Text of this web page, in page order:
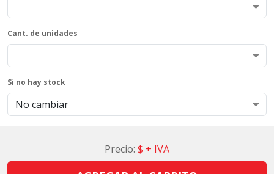
Cant. de unidades
Si no hay stock
Precio: $ + IVA